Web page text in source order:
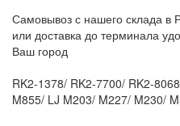
Самовывоз с нашего склада в
или доставка до терминала
Ваш город
RK2-1378/ RK2-7700/ RK2-
M855/ LJ M203/ M227/ M230/